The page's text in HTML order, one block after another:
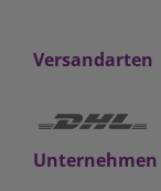
Versandarten
Unternehmen